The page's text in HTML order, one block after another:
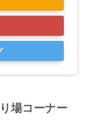
場コーナー